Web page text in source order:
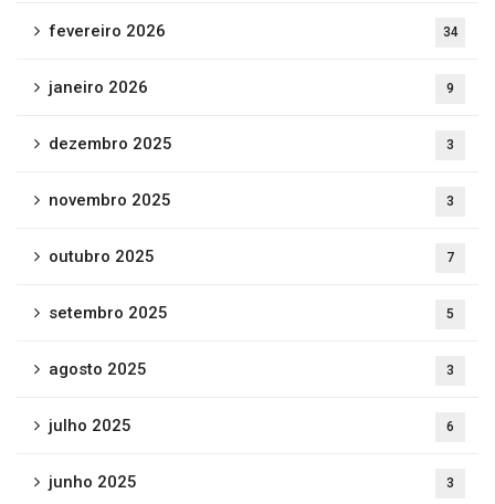
fevereiro 2026 34
janeiro 2026 9
dezembro 2025 3
novembro 2025 3
outubro 2025 7
setembro 2025 5
agosto 2025 3
julho 2025 6
junho 2025 3